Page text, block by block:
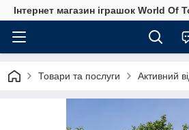
Інтернет магазин іграшок World Of
Товари та послуги Активний